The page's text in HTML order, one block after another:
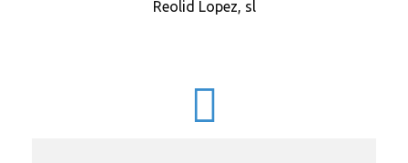
Reolid Lopez, sl